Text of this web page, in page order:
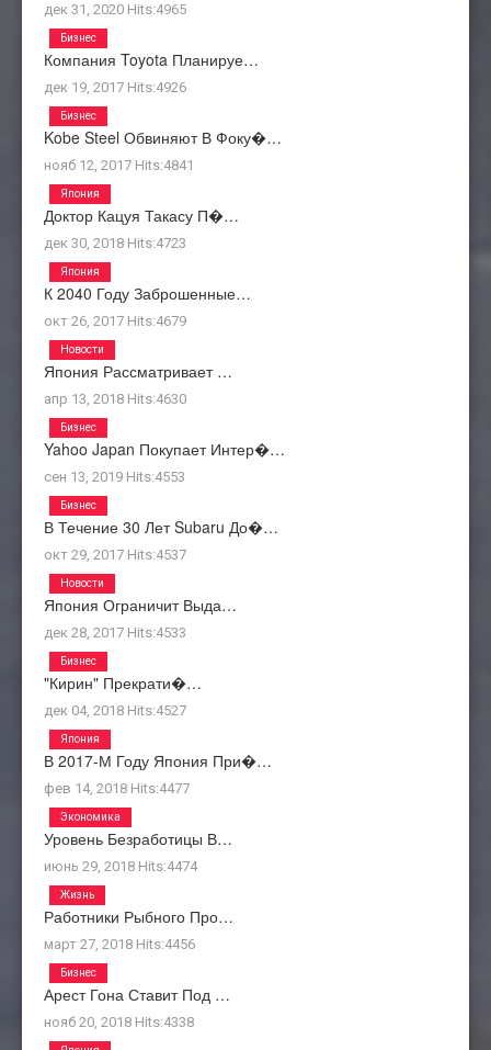
дек 31, 2020 Hits:4965
Компания Toyota Планируе…
дек 19, 2017 Hits:4926
Бизнес
Kobe Steel Обвиняют В Фоку�…
нояб 12, 2017 Hits:4841
Бизнес
Доктор Кацуя Такасу П�…
дек 30, 2018 Hits:4723
Япония
К 2040 Году Заброшенные…
окт 26, 2017 Hits:4679
Япония
Япония Рассматривает …
апр 13, 2018 Hits:4630
Новости
Yahoo Japan Покупает Интер�…
сен 13, 2019 Hits:4553
Бизнес
В Течение 30 Лет Subaru До�…
окт 29, 2017 Hits:4537
Бизнес
Япония Ограничит Выда…
дек 28, 2017 Hits:4533
Новости
"Кирин" Прекрати�…
дек 04, 2018 Hits:4527
Бизнес
В 2017-М Году Япония При�…
фев 14, 2018 Hits:4477
Япония
Уровень Безработицы В…
июнь 29, 2018 Hits:4474
Экономика
Работники Рыбного Про…
март 27, 2018 Hits:4456
Жизнь
Арест Гона Ставит Под …
нояб 20, 2018 Hits:4338
Бизнес